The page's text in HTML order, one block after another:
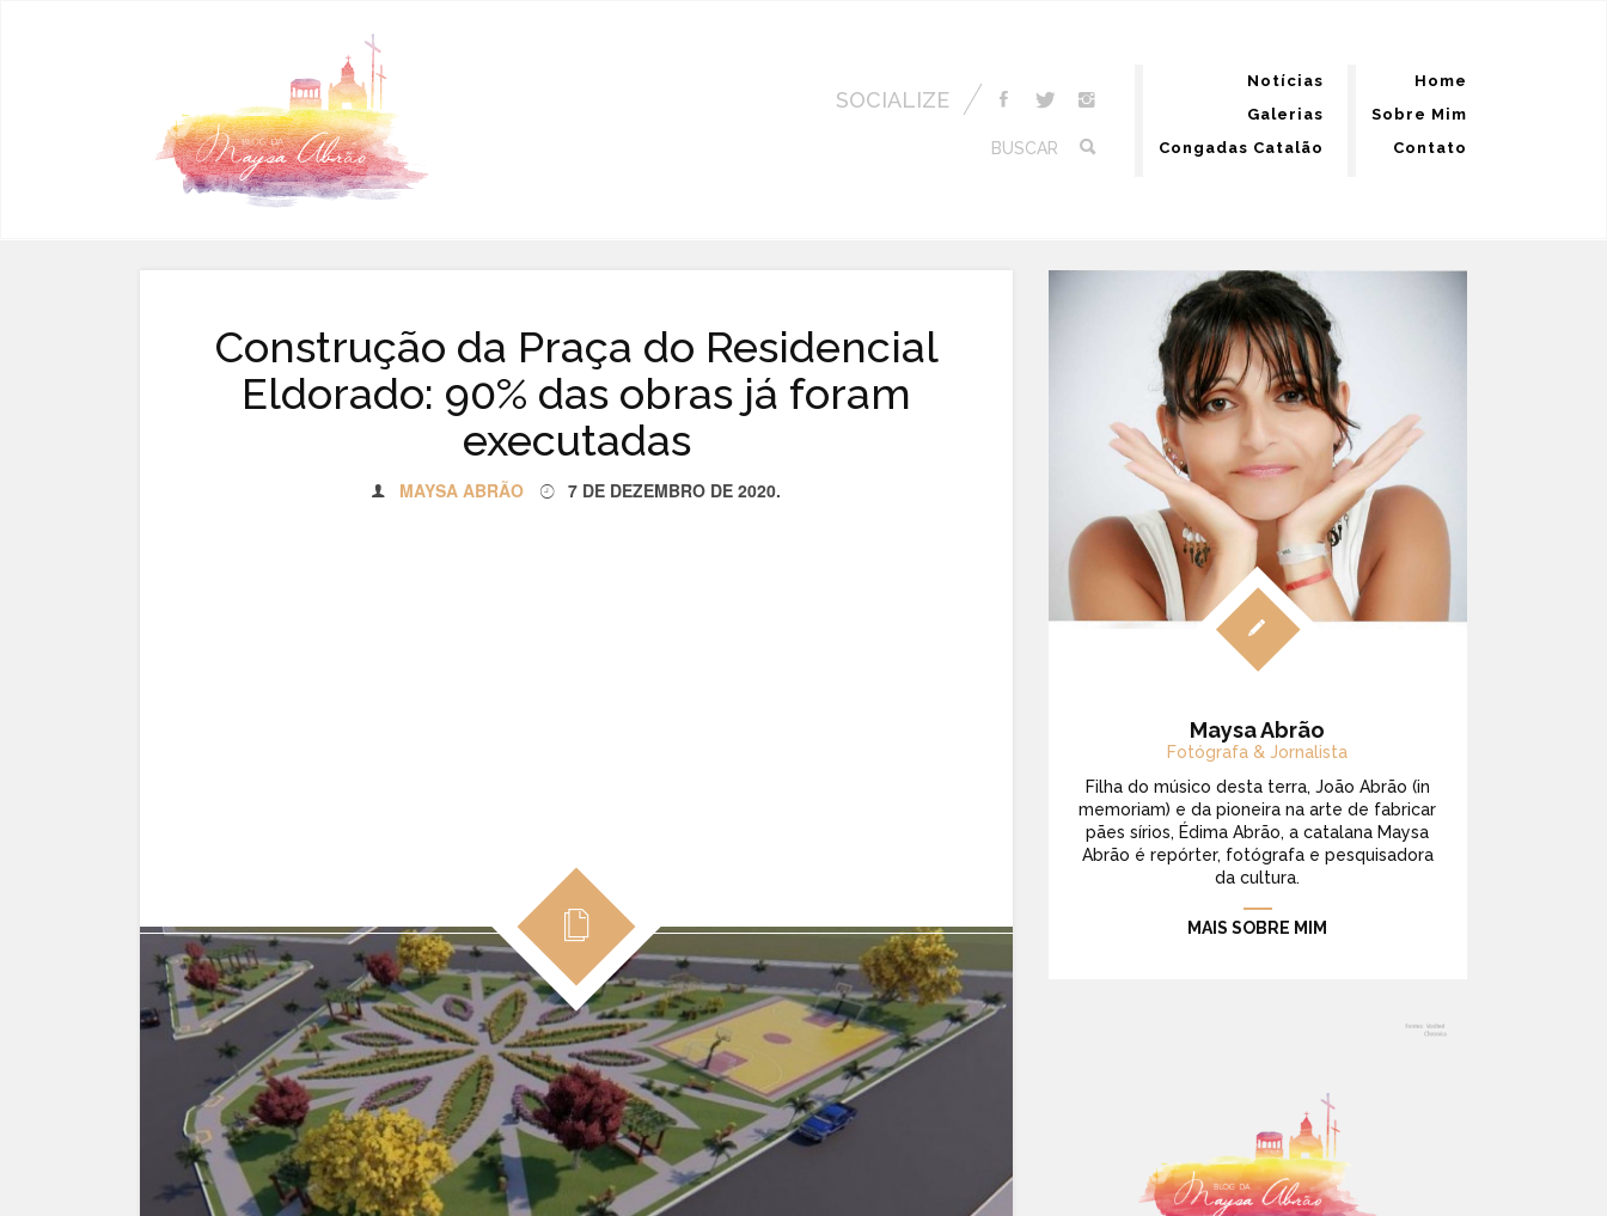
SOCIALIZE
BUSCAR
Notícias
Galerias
Congadas Catalão
Home
Sobre Mim
Contato
Construção da Praça do Residencial
Eldorado: 90% das obras já foram
executadas
MAYSA ABRÃO 7 DE DEZEMBRO DE 2020.
Maysa Abrão
Fotógrafa & Jornalista
Filha do músico desta terra, João Abrão (in
memoriam) e da pioneira na arte de fabricar
pães sírios, Édima Abrão, a catalana Maysa
Abrão é repórter, fotógrafa e pesquisadora
da cultura.
MAIS SOBRE MIM